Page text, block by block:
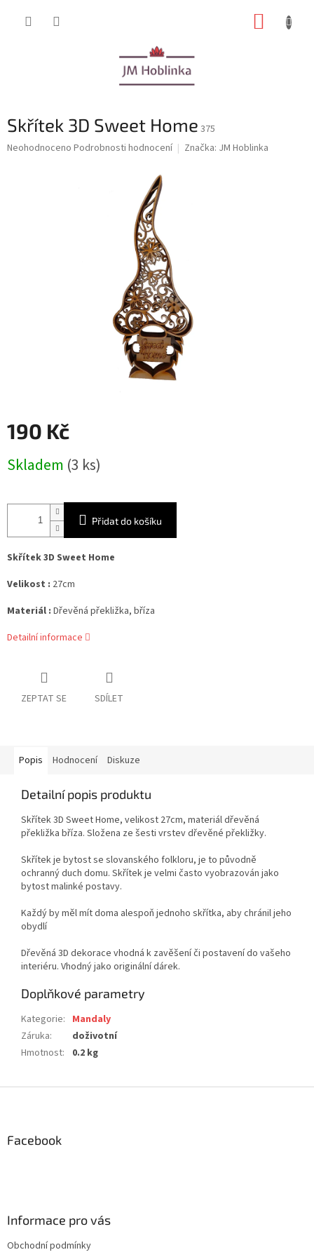
Skřítek 3D Sweet Home 375
Průměrné
Neohodnoceno Podrobnosti hodnocení Značka: JM Hoblinka
190 Kč
cena:
Skladem (3 ks)
Přidat do košíku
Skřítek 3D Sweet Home
Velikost : 27cm
Materiál : Dřevěná překližka, bříza
Detailní informace
ZEPTAT SE SDÍLET
Popis Hodnocení Diskuze
Detailní popis produktu
Skřítek 3D Sweet Home, velikost 27cm, materiál dřevěná
překližka bříza. Složena ze šesti vrstev dřevěné překližky.
Skřítek je bytost se slovanského folkloru, je to původně
ochranný duch domu. Skřítek je velmi často vyobrazován jako
bytost malinké postavy.
Každý by měl mít doma alespoň jednoho skřítka, aby chránil jeho
obydlí
Dřevěná 3D dekorace vhodná k zavěšení či postavení do vašeho
interiéru. Vhodný jako originální dárek.
Doplňkové parametry
Kategorie: Mandaly
Záruka:
doživotní
Hmotnost: 0.2 kg
Facebook
Informace pro vás
Obchodní podmínky